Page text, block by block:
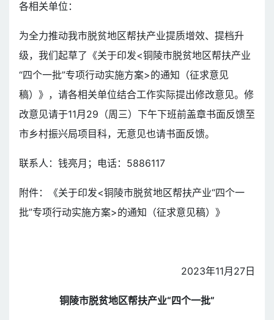
各相关单位：
为全力推动我市脱贫地区帮扶产业提质增效、提档升
级，我们起草了《关于印发<铜陵市脱贫地区帮扶产业
“四个一批”专项行动实施方案>的通知（征求意见
稿）》，请各相关单位结合工作实际提出修改意见。修
改意见请于11月29（周三）下午下班前盖章书面反馈至
市乡村振兴局项目科，无意见也请书面反馈。
联系人：钱亮月；电话：5886117
附件：《关于印发<铜陵市脱贫地区帮扶产业“四个一
批”专项行动实施方案>的通知（征求意见稿）》
2023年11月27日
铜陵市脱贫地区帮扶产业“四个一批”